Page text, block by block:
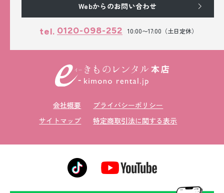
Webからのお問い合わせ
tel. 0120-098-252 10:00〜17:00（土日定休）
会社概要
プライバシーポリシー
サイトマップ
特定商取引法に関する表示